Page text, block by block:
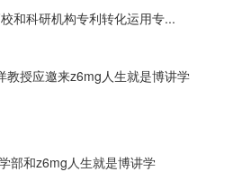
和科研机构专利转化运用专...
教授应邀来z6mg人生就是博讲学
部和z6mg人生就是博讲学